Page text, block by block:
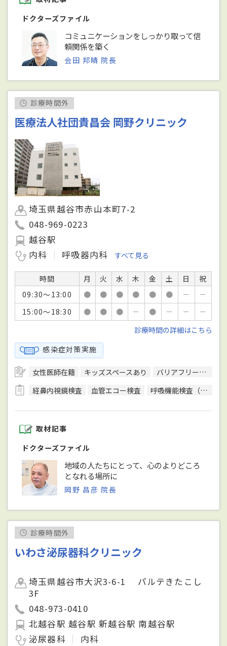
ドクターズファイル
コミュニケーションをしっかり取って信
頼関係を築く
会田 邦晴 院長
診療時間外
医療法人社団貴昌会 岡野クリニック
埼玉県越谷市赤山本町7-2
048-969-0223
越谷駅
内科
呼吸器内科 すべて見る
時間 月 火 水 木 金 土 日
祝
09:30～13:00
● ● ● ● ● ● －
－
15:00～18:30
● ● ● － ● － －
－
診療時間の詳細はこちら
感染症対策実施
女性医師在籍 キッズスペースあり バリアフリー対応
経鼻内視鏡検査
血管エコー検査 呼吸機能検査（スパイロメトリー）
取材記事
ドクターズファイル
地域の人たちにとって、心のよりどころ
となれる場所に
岡野 昌彦 院長
診療時間外
いわさ泌尿器科クリニック
埼玉県越谷市大沢3-6-1 パルテきたこし
3F
048-973-0410
北越谷駅 越谷駅 新越谷駅 南越谷駅
泌尿器科
内科